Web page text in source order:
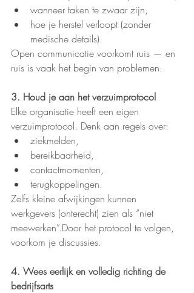
wanneer taken te zwaar zijn,
hoe je herstel verloopt (zonder
medische details).
Open communicatie voorkomt ruis — en
ruis is vaak het begin van problemen.
3. Houd je aan het verzuimprotocol
Elke organisatie heeft een eigen
verzuimprotocol. Denk aan regels over:
ziekmelden,
bereikbaarheid,
contactmomenten,
terugkoppelingen.
Zelfs kleine afwijkingen kunnen
werkgevers (onterecht) zien als “niet
meewerken”.Door het protocol te volgen,
voorkom je discussies.
4. Wees eerlijk en volledig richting de
bedrijfsarts